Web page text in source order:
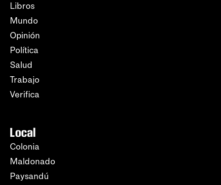
Libros
Mundo
Opinión
Política
Salud
Trabajo
Verifica
Local
Colonia
Maldonado
Paysandú